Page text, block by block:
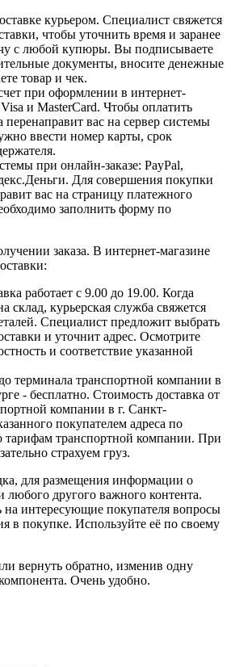
курьером. Специалист свяжется
чтобы уточнить время и заранее
с любой купюры. Вы подписываете
документы, вносите денежные
товар и чек.
при оформлении в интернет-
и MasterCard. Чтобы оплатить
перенаправит вас на сервер системы
ввести номер карты, срок
при онлайн-заказе: PayPal,
Для совершения покупки
вас на страницу платежного
заполнить форму по
заказа. В интернет-магазине
работает с 9.00 до 19.00. Когда
склад, курьерская служба свяжется
Специалист предложит выбрать
и уточнит адрес. Осмотрите
и соответствие указанной
терминала транспортной компании в
- бесплатно. Стоимость доставка от
компании в г. Санкт-
покупателем адреса по
тарифам транспортной компании. При
страхуем груз.
для размещения информации о
любого другого важного контента.
интересующие покупателя вопросы
в покупке. Используйте её по своему
вернуть обратно, изменив одну
Очень удобно.